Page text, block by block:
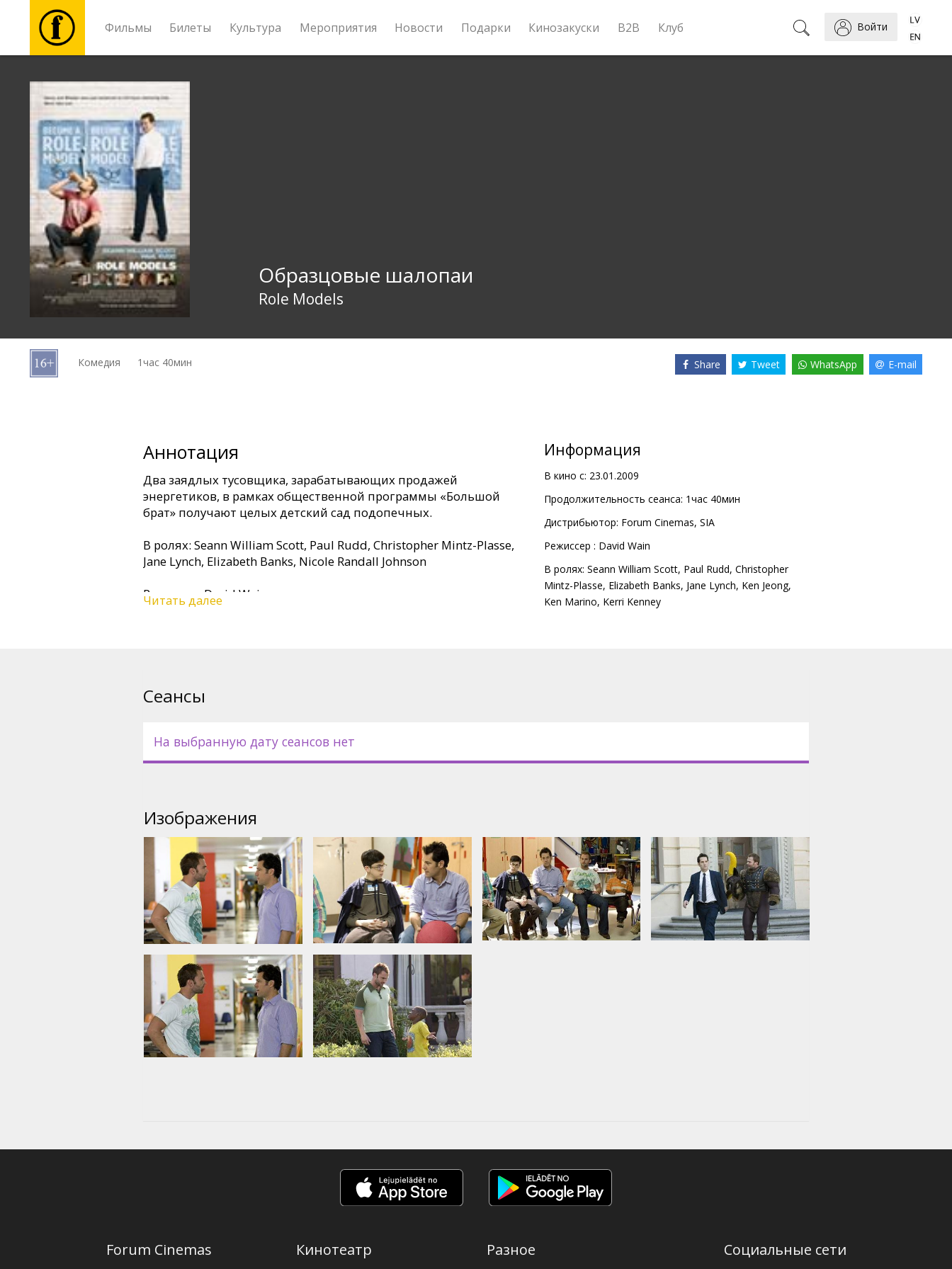
Фильмы Билеты Культура Мероприятия Новости Подарки Кинозакуски B2B Клуб Войти
Билеты
Культура
Мероприятия
Новости
Подарки
B2B
Oбразцовые шалопаи
Role Models
Комедия 1час 40мин Share Tweet WhatsApp E-mail
Аннотация
Два заядлых тусовщика, зарабатывающих продажей
энергетиков, в рамках общественной программы «Большой
брат» получают целых детский сад подопечных.
В ролях: Seann William Scott, Paul Rudd, Christopher Mintz-Plasse,
Jane Lynch, Elizabeth Banks, Nicole Randall Johnson
Режиссер: David Wain
Читать далее
Информация
В кино с: 23.01.2009
Продолжительность сеанса: 1час 40мин
Дистрибьютор: Forum Cinemas, SIA
Pежиссер : David Wain
В ролях: Seann William Scott, Paul Rudd, Christopher
Mintz-Plasse, Elizabeth Banks, Jane Lynch, Ken Jeong,
Ken Marino, Kerri Kenney
Сеансы
На выбранную дату сеансов нет
Изображения
Forum Cinemas Кинотеатр Разное Социальные сети